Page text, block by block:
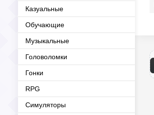
Казуальные
Обучающие
Музыкальные
Головоломки
Гонки
RPG
Симуляторы